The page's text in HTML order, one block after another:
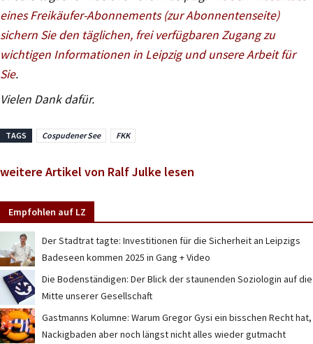
eines Freikäufer-Abonnements (zur Abonnentenseite)
sichern Sie den täglichen, frei verfügbaren Zugang zu
wichtigen Informationen in Leipzig und unsere Arbeit für
Sie.
Vielen Dank dafür.
TAGS Cospudener See FKK
weitere Artikel von Ralf Julke lesen
Empfohlen auf LZ
Der Stadtrat tagte: Investitionen für die Sicherheit an Leipzigs
Badeseen kommen 2025 in Gang + Video
Die Bodenständigen: Der Blick der staunenden Soziologin auf die
Mitte unserer Gesellschaft
Gastmanns Kolumne: Warum Gregor Gysi ein bisschen Recht hat,
Nackigbaden aber noch längst nicht alles wieder gutmacht